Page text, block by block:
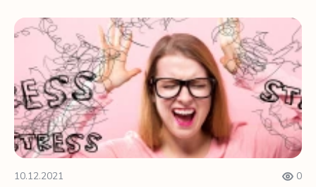
Подготовка к операции эндопротезирования и
10.12.2021 0